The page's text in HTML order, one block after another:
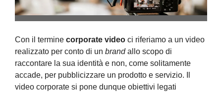
Con il termine corporate video ci riferiamo a un video
realizzato per conto di un brandallo scopo di
raccontare la sua identità e non, come solitamente
accade, per pubblicizzare un prodotto e servizio. Il
video corporate si pone dunque obiettivi legati